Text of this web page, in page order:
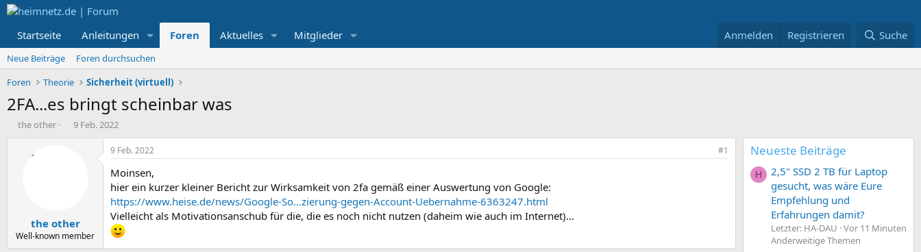
Startseite Anleitungen Foren Aktuelles Mitglieder Anmelden Registrieren Suche
Neue Beiträge
Foren durchsuchen
Foren
Theorie Sicherheit (virtuell)
2FA...es bringt scheinbar was
E
the other
E
a
m
9 Feb. 2022
the other
Well-known member
9 Feb. 2022 #1
Moinsen,
hier ein kurzer kleiner Bericht zur Wirksamkeit von 2fa gemäß einer Auswertung von Google:
https://www.heise.de/news/Google-So...zierung-gegen-Account-Uebernahme-6363247.html
Vielleicht als Motivationsanschub für die, die es noch nicht nutzen (daheim wie auch im Internet)...
Neueste Beiträge
H
2,5" SSD 2 TB für Laptop
gesucht, was wäre Eure
Empfehlung und
Erfahrungen damit?
Letzter: HA-DAU Vor 11 Minuten
Anderweitige Themen